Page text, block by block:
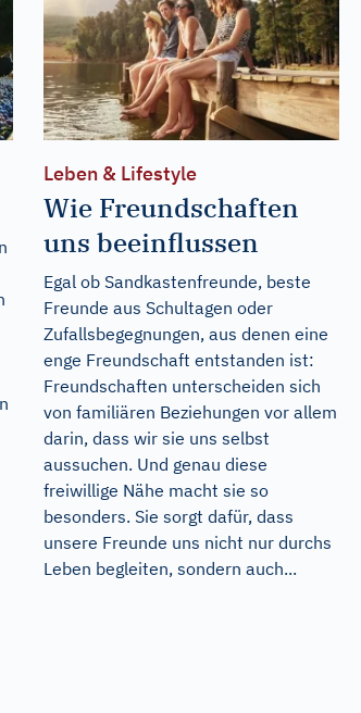
Leben & Lifestyle
Wie Freundschaften
uns beeinflussen
Egal ob Sandkastenfreunde, beste
Freunde aus Schultagen oder
Zufallsbegegnungen, aus denen eine
enge Freundschaft entstanden ist:
Freundschaften unterscheiden sich
von familiären Beziehungen vor allem
darin, dass wir sie uns selbst
aussuchen. Und genau diese
freiwillige Nähe macht sie so
besonders. Sie sorgt dafür, dass
unsere Freunde uns nicht nur durchs
Leben begleiten, sondern auch...